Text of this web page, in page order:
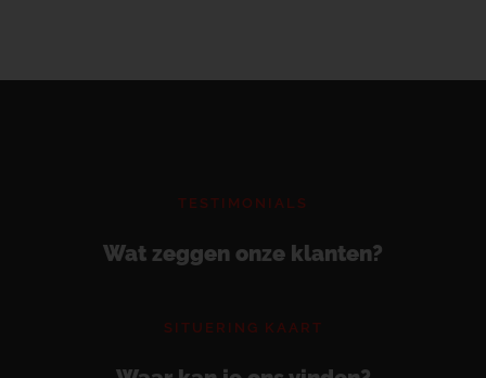
TESTIMONIALS
Wat zeggen onze klanten?
SITUERING KAART